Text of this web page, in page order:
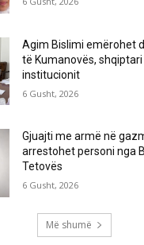
Agim Bislimi emërohet
të Kumanovës,
institucionit
6 Gusht, 2026
Gjuajti me armë në
arrestohet personi nga
Tetovës
6 Gusht, 2026
Më shumë